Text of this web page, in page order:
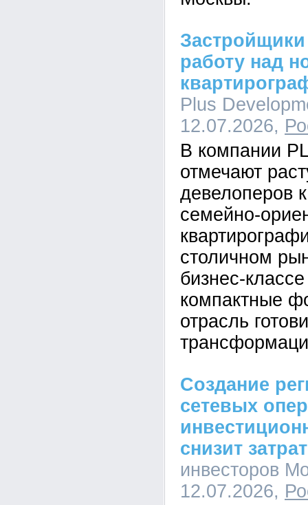
работу над
Plus
12.07.2026,
В компании
отмечают
девелоперов
семейно-
столичном
бизнес-
компактные
отрасль
Создание
сетевых
снизит
инвесторов
12.07.2026,